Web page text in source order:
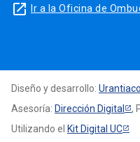
launch Ir a la Oficina de
Diseño y desarrollo:
Asesoría: Dirección Digital
,
Utilizando el Kit Digital UC